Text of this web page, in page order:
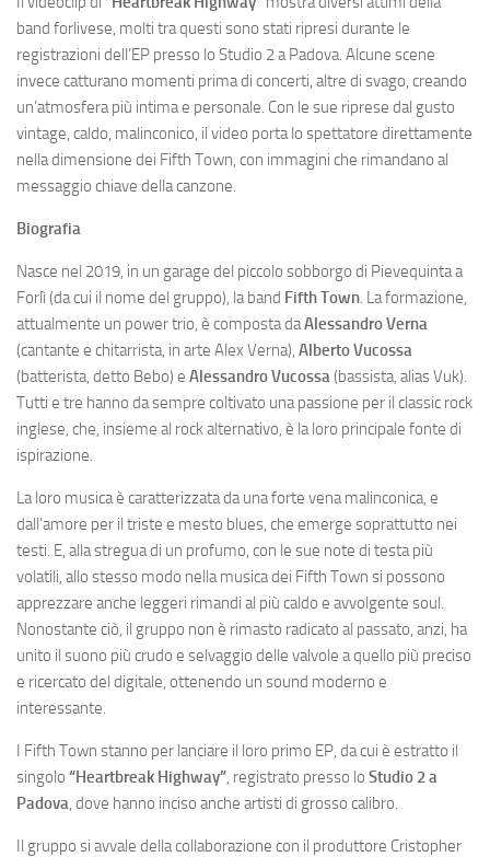
band forlivese, molti tra questi sono stati ripresi durante le
registrazioni dell’EP presso lo Studio 2 a Padova. Alcune scene
invece catturano momenti prima di concerti, altre di svago, creando
un’atmosfera più intima e personale. Con le sue riprese dal gusto
vintage, caldo, malinconico, il video porta lo spettatore direttamente
nella dimensione dei Fifth Town, con immagini che rimandano al
messaggio chiave della canzone.
Biografia
Nasce nel 2019, in un garage del piccolo sobborgo di Pievequinta a
Forlì (da cui il nome del gruppo), la band Fifth Town. La formazione,
attualmente un power trio, è composta daAlessandro Verna
(cantante e chitarrista, in arte Alex Verna), Alberto Vucossa
(batterista, detto Bebo) e Alessandro Vucossa(bassista, alias Vuk).
Tutti e tre hanno da sempre coltivato una passione per il classic rock
inglese, che, insieme al rock alternativo, è la loro principale fonte di
ispirazione.
La loro musica è caratterizzata da una forte vena malinconica, e
dall’amore per il triste e mesto blues, che emerge soprattutto nei
testi. E, alla stregua di un profumo, con le sue note di testa più
volatili, allo stesso modo nella musica dei Fifth Town si possono
apprezzare anche leggeri rimandi al più caldo e avvolgente soul.
Nonostante ciò, il gruppo non è rimasto radicato al passato, anzi, ha
unito il suono più crudo e selvaggio delle valvole a quello più preciso
e ricercato del digitale, ottenendo un sound moderno e
interessante.
I Fifth Town stanno per lanciare il loro primo EP, da cui è estratto il
singolo “Heartbreak Highway”, registrato presso lo Studio 2 a
Padova, dove hanno inciso anche artisti di grosso calibro.
Il gruppo si avvale della collaborazione con il produttore Cristopher